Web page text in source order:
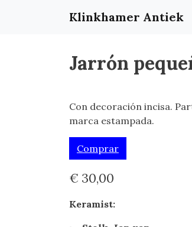
Klinkhamer Antiek
Jarrón
Con decoración incisa.
marca estampada.
Comprar
€ 30,00
Keramist: